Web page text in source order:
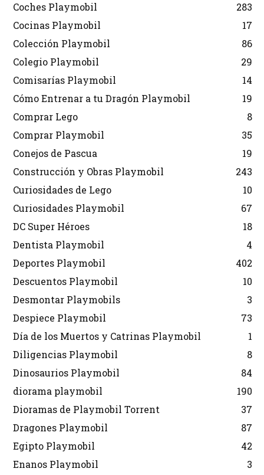
Coches Playmobil
283
Cocinas Playmobil
17
Colección Playmobil
86
Colegio Playmobil
29
Comisarías Playmobil
14
Cómo Entrenar a tu Dragón Playmobil
19
Comprar Lego
8
Comprar Playmobil
35
Conejos de Pascua
19
Construcción y Obras Playmobil
243
Curiosidades de Lego
10
Curiosidades Playmobil
67
DC Super Héroes
18
Dentista Playmobil
4
Deportes Playmobil
402
Descuentos Playmobil
10
Desmontar Playmobils
3
Despiece Playmobil
73
Día de los Muertos y Catrinas Playmobil
1
Diligencias Playmobil
8
Dinosaurios Playmobil
84
diorama playmobil
190
Dioramas de Playmobil Torrent
37
Dragones Playmobil
87
Egipto Playmobil
42
Enanos Playmobil
3